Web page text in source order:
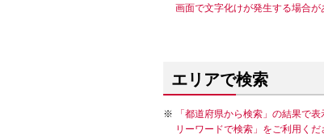
画面で文字化けが発生する場合が
エリアで検索
「都道府県から検索」の結果で
リーワードで検索」をご利用くだ